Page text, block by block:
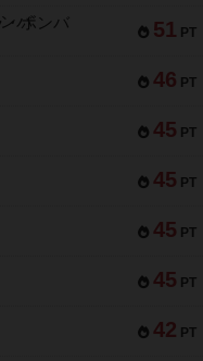
51 PT
・ボンバ
46 PT
45 PT
45 PT
45 PT
45 PT
42 PT